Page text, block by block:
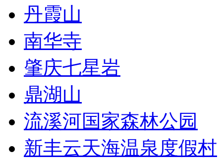
丹霞山
南华寺
肇庆七星岩
鼎湖山
流溪河国家森林公园
新丰云天海温泉度假村